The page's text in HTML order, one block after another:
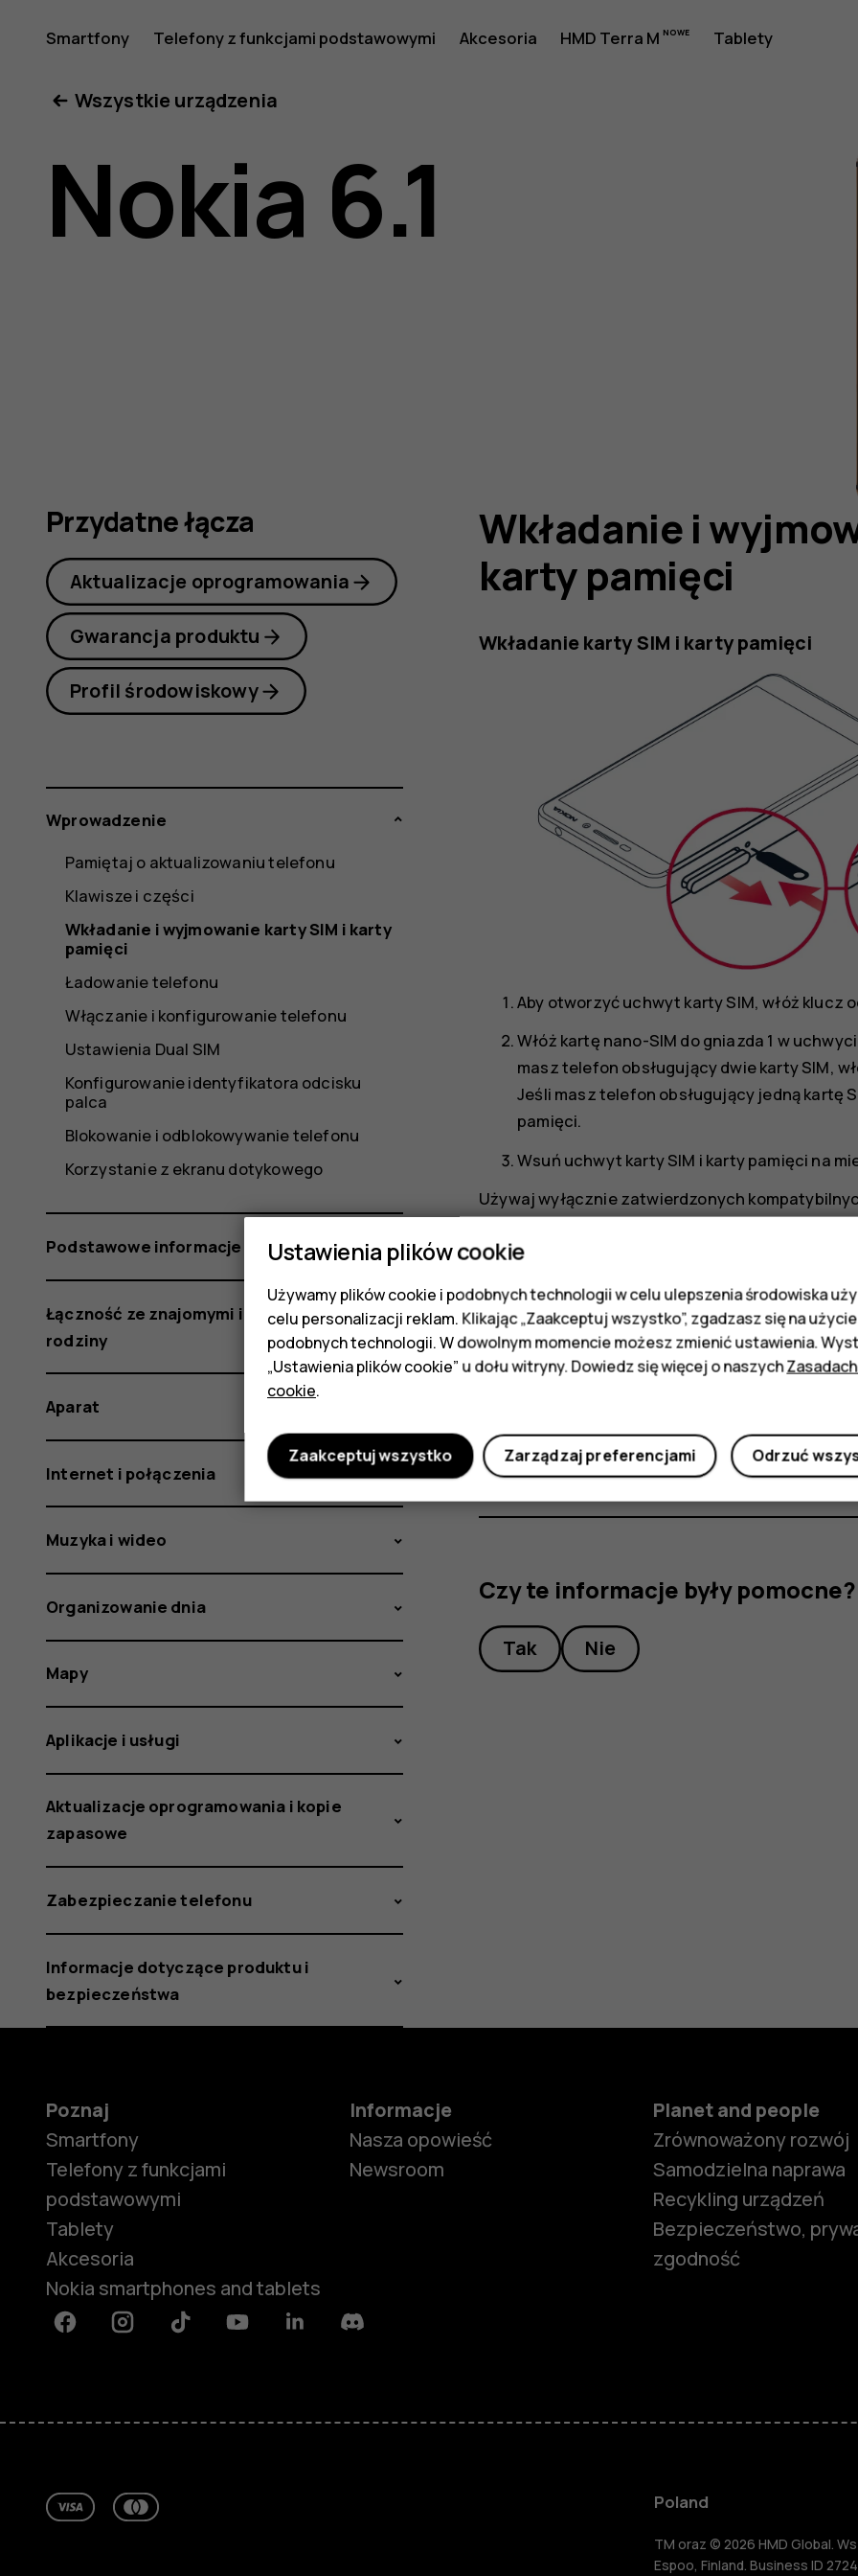
Instrukcja
obsługi
telefonu
Smartfony Telefony z funkcjami podstawowymi Akcesoria HMD Terra M Tablety
Akcesoria
Informacje
Wszystkie urządzenia
Nokia 6.1
Wkładanie i
karty pamięci
Wkładanie karty SIM i karty pamięci
Aby otworzyć uchwyt karty SIM, włóż
Włóż kartę nano-SIM do gniazda 1 w
masz telefon obsługujący dwie karty SIM,
Jeśli masz telefon obsługujący jedną kartę
pamięci.
Wsuń uchwyt karty SIM i karty pamięci na
Używaj wyłącznie zatwierdzonych
urządzeniem. Korzystanie z niezgodnych kart
a także danych przechowywanych na karcie.
Uwaga: Jeśli masz telefon z dwiema
możesz jednocześnie używać dwóch kart
Wyjmowanie karty SIM i karty pamięci
Otwórz uchwyt karty SIM i karty pamięci, wyjmij
Czy te informacje były pomocne?
Tak Nie
Przydatne łącza
Aktualizacje oprogramowania
Gwarancja produktu
Profil środowiskowy
Wprowadzenie
Pamiętaj o aktualizowaniu telefonu
Klawisze i części
Wkładanie i wyjmowanie karty SIM i karty
pamięci
Ładowanie telefonu
Włączanie i konfigurowanie telefonu
Ustawienia Dual SIM
Konfigurowanie identyfikatora odcisku
palca
Blokowanie i odblokowywanie telefonu
Korzystanie z ekranu dotykowego
Podstawowe informacje
Łączność ze znajomymi i członkami
rodziny
Aparat
Internet i połączenia
Muzyka i wideo
Organizowanie dnia
Mapy
Aplikacje i usługi
Aktualizacje oprogramowania i kopie
zapasowe
Zabezpieczanie telefonu
Informacje dotyczące produktu i
bezpieczeństwa
Poznaj
Smartfony
Telefony z funkcjami
podstawowymi
Tablety
Akcesoria
Nokia smartphones and tablets
Informacje
Nasza opowieść
Newsroom
Planet and people
Zrównoważony rozwój
Samodzielna naprawa
Recykling urządzeń
Bezpieczeństwo,
zgodność
FacebookInstagramTiktok YoutubeLinkedinDiscord
Poland
TM oraz © 2026 HMD Global.
Espoo, Finland. Business ID
Ustawienia plików cookie
Używamy plików cookie i podobnych technologii w celu ulepszenia środowiska
celu personalizacji reklam. Klikając „Zaakceptuj wszystko”, zgadzasz się na
podobnych technologii. W dowolnym momencie możesz zmienić ustawienia.
„Ustawienia plików cookie” u dołu witryny. Dowiedz się więcej o naszych
cookie.
Odrzuć
Zarządzaj preferencjami
Zaakceptuj wszystko